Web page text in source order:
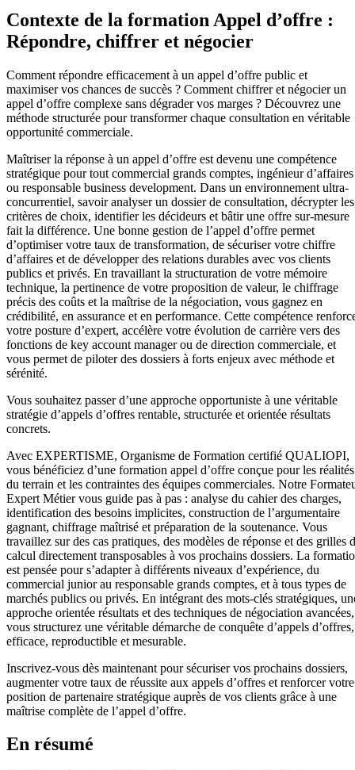
Contexte de la formation Appel d’offre :
Répondre, chiffrer et négocier
Comment répondre efficacement à un appel d’offre public et
maximiser vos chances de succès ? Comment chiffrer et négocier un
appel d’offre complexe sans dégrader vos marges ? Découvrez une
méthode structurée pour transformer chaque consultation en véritable
opportunité commerciale.
Maîtriser la réponse à un appel d’offre est devenu une compétence
stratégique pour tout commercial grands comptes, ingénieur d’affaires
ou responsable business development. Dans un environnement ultra-
concurrentiel, savoir analyser un dossier de consultation, décrypter les
critères de choix, identifier les décideurs et bâtir une offre sur-mesure
fait la différence. Une bonne gestion de l’appel d’offre permet
d’optimiser votre taux de transformation, de sécuriser votre chiffre
d’affaires et de développer des relations durables avec vos clients
publics et privés. En travaillant la structuration de votre mémoire
technique, la pertinence de votre proposition de valeur, le chiffrage
précis des coûts et la maîtrise de la négociation, vous gagnez en
crédibilité, en assurance et en performance. Cette compétence
votre posture d’expert, accélère votre évolution de carrière vers des
fonctions de key account manager ou de direction commerciale, et
vous permet de piloter des dossiers à forts enjeux avec méthode et
sérénité.
Vous souhaitez passer d’une approche opportuniste à une véritable
stratégie d’appels d’offres rentable, structurée et orientée résultats
concrets.
Avec EXPERTISME, Organisme de Formation certifié QUALIOPI,
vous bénéficiez d’une formation appel d’offre conçue pour les réalités
du terrain et les contraintes des équipes commerciales. Notre
Expert Métier vous guide pas à pas : analyse du cahier des charges,
identification des besoins implicites, construction de l’argumentaire
gagnant, chiffrage maîtrisé et préparation de la soutenance. Vous
travaillez sur des cas pratiques, des modèles de réponse et des grilles
calcul directement transposables à vos prochains dossiers. La
est pensée pour s’adapter à différents niveaux d’expérience, du
commercial junior au responsable grands comptes, et à tous types de
marchés publics ou privés. En intégrant des mots-clés stratégiques,
approche orientée résultats et des techniques de négociation avancées,
vous structurez une véritable démarche de conquête d’appels d’offres,
efficace, reproductible et mesurable.
Inscrivez-vous dès maintenant pour sécuriser vos prochains dossiers,
augmenter votre taux de réussite aux appels d’offres et renforcer votre
position de partenaire stratégique auprès de vos clients grâce à une
maîtrise complète de l’appel d’offre.
En résumé